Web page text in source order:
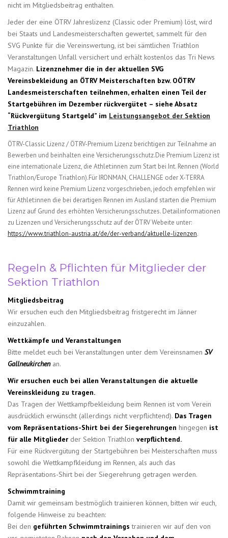
nicht im Mitgliedsbeitrag enthalten.
Jeder der eine ÖTRV Jahreslizenz (Classic oder Premium) löst, wird
bei Staats und Landesmeisterschaften gewertet, sammelt für den
SVG Punkte für die Vereinswertung, ist bei sämtlichen Triathlon
Veranstaltungen Unfall versichert und erhält kostenlos das Tri News
Magazin. Lizenznehmer die in der aktuellen SVG
Vereinsbekleidung an ÖTRV Meisterschaften bzw. OÖTRV
Landesmeisterschaften teilnehmen, erhalten einen Teil der
Startgebühren im Dezember rückvergütet – siehe Absatz
“Rückvergütung Startgeld” im Leistungsangebot der Sektion
Triathlon
ÖTRV-Classic Lizenz / ÖTRV-Premium Lizenz berichtigen zur Teilnahme an
Bewerben und beinhalten eine Versicherungsschutz.Die Premium Lizenz ist
eine internationale Lizenz, die Athlet:innen zum Start bei Int. Rennen (World
Triathlon/Europe Triathlon).Für IRONMAN, CHALLENGE oder X-TERRA
Rennen wird keine Premium Lizenz vorgeschrieben, jedoch empfehlen wir
für Athlet:innen die bei derartigen Rennen im Ausland starten die Premium
Lizenz auf Grund des erhöhten Versicherungsschutzes. Detailinformationen
zu Lizenzen und Versicherungsschutz auf der ÖTRV Webeite unter:
https://www.triathlon-austria.at/de/der-verband/aktuelle-lizenzen.
Regeln & Pflichten für Mitglieder der
Sektion Triathlon
Mitgliedsbeitrag
Wir ersuchen euch den Mitgliedsbeitrag fristgerecht im Jänner
einzuzahlen.
Wettkämpfe und Veranstaltungen
Bitte meldet euch bei Veranstaltungen unter dem Vereinsnamen SV
Gallneukirchenan.
Wir ersuchen euch bei allen Veranstaltungen die aktuelle
Vereinskleidung zu tragen.
Das Tragen der Wettkampfbekleidung beim Rennen ist vom Verein
ausdrücklich erwünscht (allerdings nicht verpflichtend). Das Tragen
vom Repräsentations-Shirt bei der Siegerehrungen hingegen ist
für alle Mitglieder der Sektion Triathlon verpflichtend.
Für eine Rückvergütung der Startgebühren bei Meisterschaften muss
sowohl die Wettkampfkleidung im Rennen, als auch das
Repräsentations-Shirt bei der Siegerehrung getragen werden.
Schwimmtraining
Damit wir gemeinsam bestmöglich trainieren können, bitten wir euch,
folgende Hinweise zu beachten:
Bei den geführten Schwimmtrainings trainieren wir auf den von